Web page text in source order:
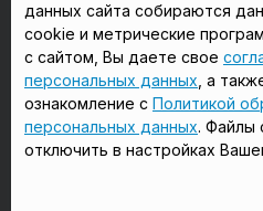
в Сергиевом Посаде
в Красногорске
в Домодедово
Мы в соцсетях
данных сайта собираются
cookie и метрические
с сайтом, Вы даете свое
персональных данных , а
ознакомление с Политикой
персональных данных. Файлы
отключить в настройках